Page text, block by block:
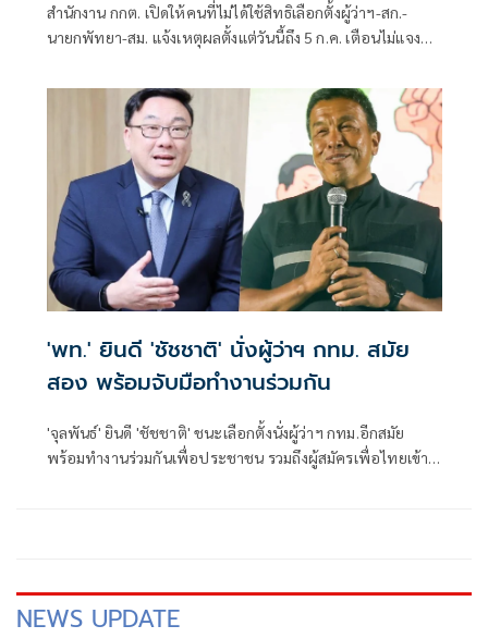
สำนักงาน กกต. เปิดให้คนที่ไม่ได้ใช้สิทธิเลือกตั้งผู้ว่าฯ-สก.-
นายกพัทยา-สม. แจ้งเหตุผลตั้งแต่วันนี้ถึง 5 ก.ค. เตือนไม่แจง
'พท.' ยินดี 'ชัชชาติ' นั่งผู้ว่าฯ กทม. สมัย
สอง พร้อมจับมือทำงานร่วมกัน
'จุลพันธ์' ยินดี 'ชัชชาติ' ชนะเลือกตั้งนั่งผู้ว่าฯ กทม.อีกสมัย
พร้อมทำงานร่วมกันเพื่อประชาชน รวมถึงผู้สมัครเพื่อไทยเข้า
NEWS UPDATE